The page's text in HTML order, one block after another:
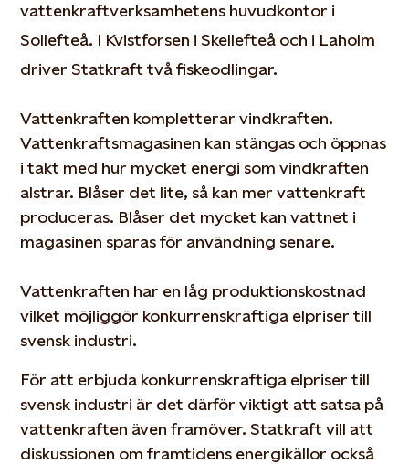
vattenkraftverksamhetens huvudkontor i
Sollefteå. I Kvistforsen i Skellefteå och i Laholm
driver Statkraft två fiskeodlingar.
Vattenkraften kompletterar vindkraften.
Vattenkraftsmagasinen kan stängas och öppnas
i takt med hur mycket energi som vindkraften
alstrar. Blåser det lite, så kan mer vattenkraft
produceras. Blåser det mycket kan vattnet i
magasinen sparas för användning senare.
Vattenkraften har en låg produktionskostnad
vilket möjliggör konkurrenskraftiga elpriser till
svensk industri.
För att erbjuda konkurrenskraftiga elpriser till
svensk industri är det därför viktigt att satsa på
vattenkraften även framöver. Statkraft vill att
diskussionen om framtidens energikällor också